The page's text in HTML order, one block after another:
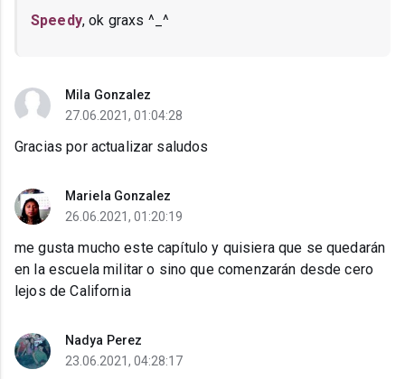
Speedy, ok graxs ^_^
Mila Gonzalez
27.06.2021, 01:04:28
Gracias por actualizar saludos
Mariela Gonzalez
26.06.2021, 01:20:19
me gusta mucho este capítulo y quisiera que se quedarán
en la escuela militar o sino que comenzarán desde cero
lejos de California
Nadya Perez
23.06.2021, 04:28:17